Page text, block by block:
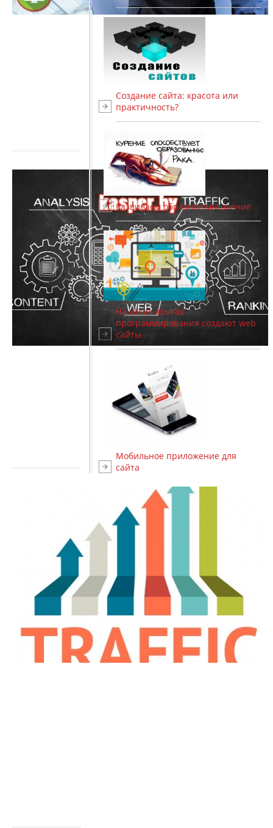
Создание сайта: красота или
практичность?
Развиваем образное мышление
На каких языках
программирования создают web
сайты
Мобильное приложение для
сайта